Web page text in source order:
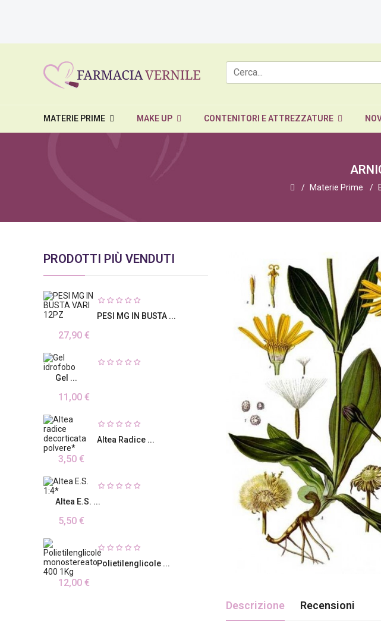
MATERIE PRIME MAKE UP CONTENITORI E ATTREZZATURE
Materie Prime
PRODOTTI PIÙ VENDUTI
PESI MG IN BUSTA ...
27,90 €
Gel ...
11,00 €
Altea Radice ...
3,50 €
Altea E.S. ...
5,50 €
Polietilenglicole ...
12,00 €
Descrizione Recensioni